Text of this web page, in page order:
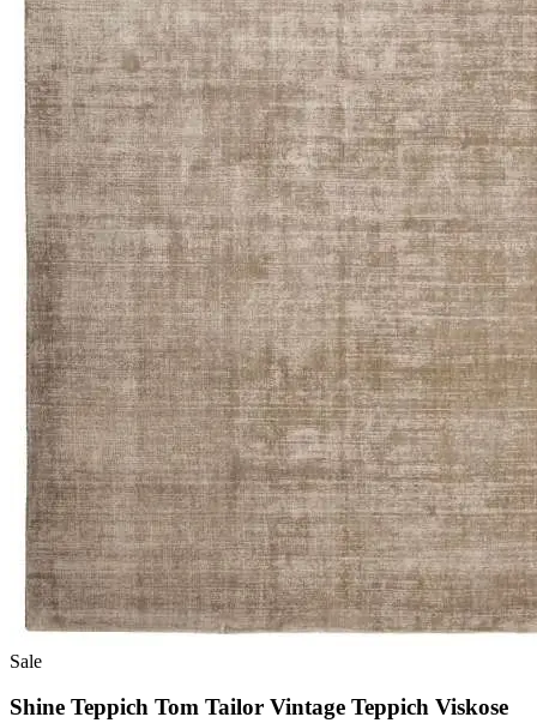
Sale
Shine Teppich Tom Tailor Vintage Teppich Viskose